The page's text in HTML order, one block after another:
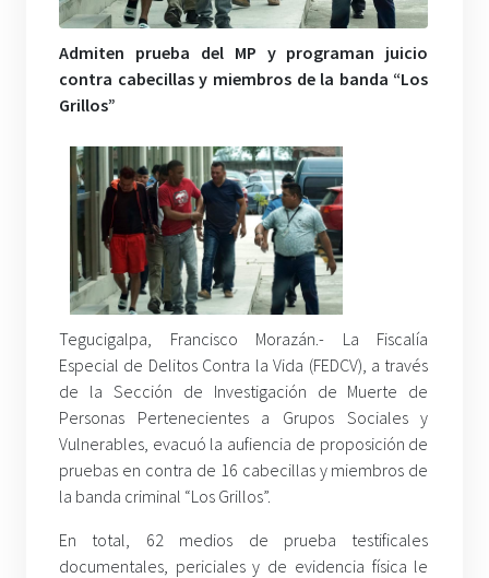
Admiten prueba del MP y programan juicio
contra cabecillas y miembros de la banda “Los
Grillos”
Tegucigalpa, Francisco Morazán.- La Fiscalía
Especial de Delitos Contra la Vida (FEDCV), a través
de la Sección de Investigación de Muerte de
Personas Pertenecientes a Grupos Sociales y
Vulnerables, evacuó la aufiencia de proposición de
pruebas en contra de 16 cabecillas y miembros de
la banda criminal “Los Grillos”.
En total, 62 medios de prueba testificales
documentales, periciales y de evidencia física le